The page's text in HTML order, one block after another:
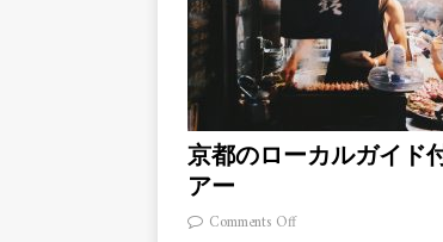
京都のローカルガイド
アー
Comments Off